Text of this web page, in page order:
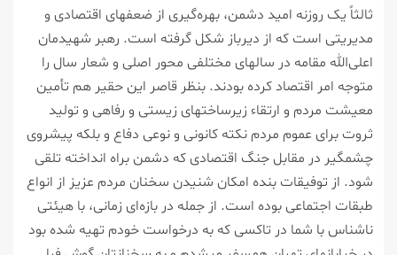
ثالثاً یک روزنه امید دشمن، بهره‌گیری از ضعفهای اقتصادی و
مدیریتی است که از دیرباز شکل گرفته است. رهبر شهیدمان
اعلی‌الله مقامه در سالهای مختلفی محور اصلی و شعار سال را
متوجه امر اقتصاد کرده بودند. بنظر قاصر این حقیر هم تأمین
معیشت مردم و ارتقاء زیرساختهای زیستی و رفاهی و تولید
ثروت برای عموم مردم نکته کانونی و نوعی دفاع و بلکه پیشروی
چشمگیر در مقابل جنگ اقتصادی که دشمن براه انداخته تلقی
شود. از توفیقات بنده امکان شنیدن سخنان مردم عزیز از انواع
طبقات اجتماعی بوده است. از جمله در بازه‌ای زمانی، با هیئتی
ناشناس با شما در تاکسی که به درخواست خودم تهیه شده بود